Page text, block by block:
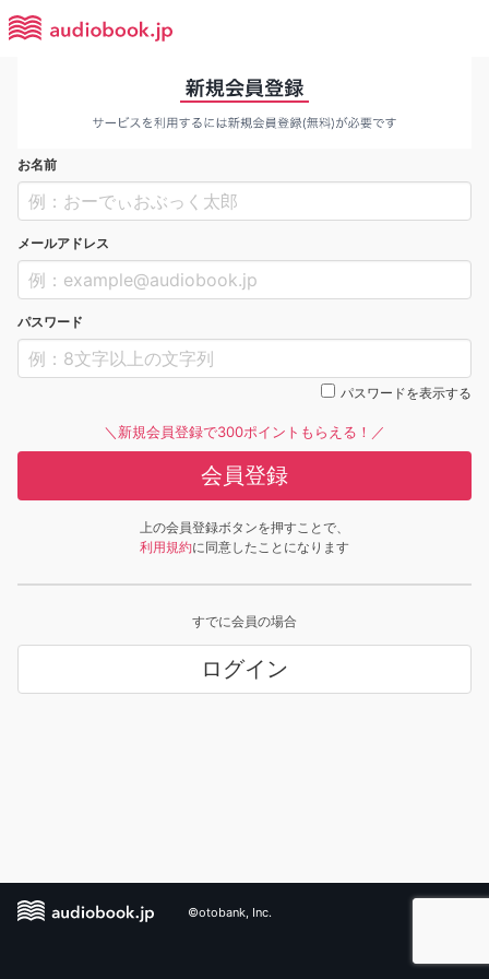
お名前
メールアドレス
パスワード
パスワードを表示する
＼新規会員登録で300ポイントもらえる！／
会員登録
上の会員登録ボタンを押すことで、
利用規約に同意したことになります
すでに会員の場合
ログイン
©otobank, Inc.